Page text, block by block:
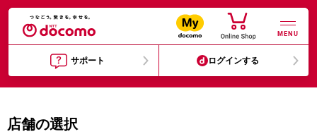
MENU
サポート ログインする
店舗の選択